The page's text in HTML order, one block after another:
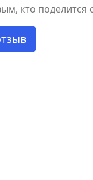
кто